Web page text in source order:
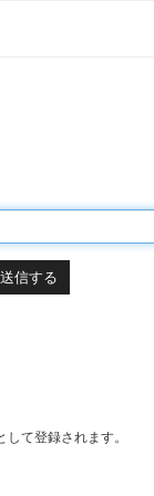
て登録されます。